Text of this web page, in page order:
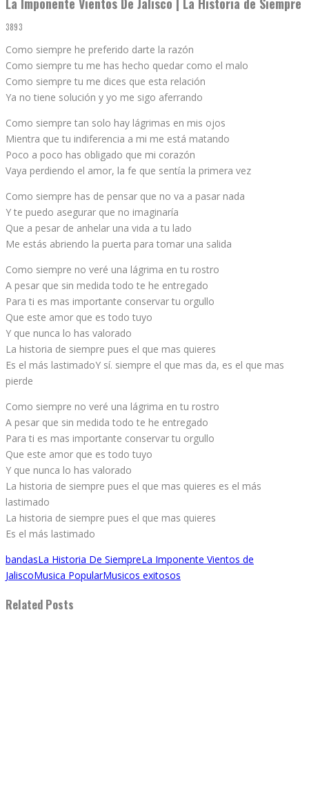
La Imponente Vientos De Jalisco | La Historia de Siempre
3893
Como siempre he preferido darte la razón
Como siempre tu me has hecho quedar como el malo
Como siempre tu me dices que esta relación
Ya no tiene solución y yo me sigo aferrando
Como siempre tan solo hay lágrimas en mis ojos
Mientra que tu indiferencia a mi me está matando
Poco a poco has obligado que mi corazón
Vaya perdiendo el amor, la fe que sentía la primera vez
Como siempre has de pensar que no va a pasar nada
Y te puedo asegurar que no imaginaría
Que a pesar de anhelar una vida a tu lado
Me estás abriendo la puerta para tomar una salida
Como siempre no veré una lágrima en tu rostro
A pesar que sin medida todo te he entregado
Para ti es mas importante conservar tu orgullo
Que este amor que es todo tuyo
Y que nunca lo has valorado
La historia de siempre pues el que mas quieres
Es el más lastimadoY sí. siempre el que mas da, es el que mas
pierde
Como siempre no veré una lágrima en tu rostro
A pesar que sin medida todo te he entregado
Para ti es mas importante conservar tu orgullo
Que este amor que es todo tuyo
Y que nunca lo has valorado
La historia de siempre pues el que mas quieres es el más
lastimado
La historia de siempre pues el que mas quieres
Es el más lastimado
bandasLa Historia De SiempreLa Imponente Vientos de
JaliscoMusica PopularMusicos exitosos
Related Posts